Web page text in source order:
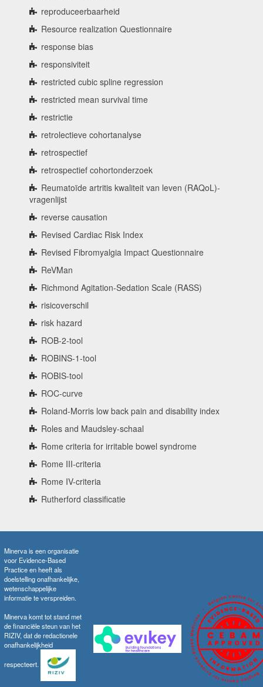
reproduceerbaarheid
Resource realization Questionnaire
response bias
responsiviteit
restricted cubic spline regression
restricted mean survival time
restrictie
retrolectieve cohortanalyse
retrospectief
retrospectief cohortonderzoek
Reumatoïde artritis kwaliteit van leven (RAQoL)-
vragenlijst
reverse causation
Revised Cardiac Risk Index
Revised Fibromyalgia Impact Questionnaire
ReVMan
Richmond Agitation-Sedation Scale (RASS)
risicoverschil
risk hazard
ROB-2-tool
ROBINS-1-tool
ROBIS-tool
ROC-curve
Roland-Morris low back pain and disability index
Roles and Maudsley-schaal
Rome criteria for irritable bowel syndrome
Rome III-criteria
Rome IV-criteria
Rutherford classificatie
Minerva is een organisatie
voor Evidence-Based
Practice en heeft als
doelstelling onafhankelijke,
wetenschappelijke
informatie te verspreiden.
Minerva komt tot stand met
de financiële steun van het
RIZIV, dat de redactionele
onafhankelijkheid
respecteert.